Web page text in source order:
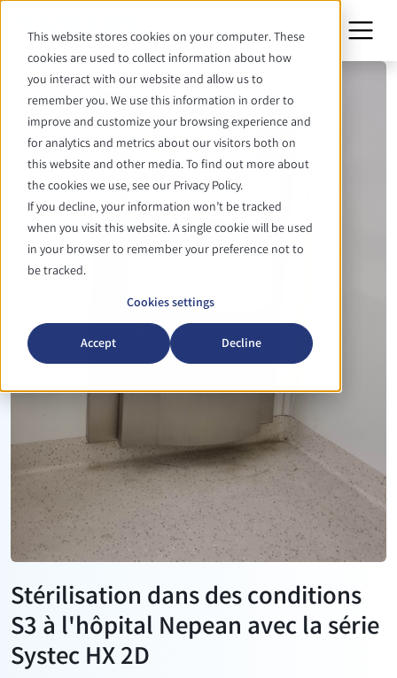
This website stores cookies on your computer. These
cookies are used to collect information about how
you interact with our website and allow us to
remember you. We use this information in order to
improve and customize your browsing experience and
for analytics and metrics about our visitors both on
this website and other media. To find out more about
the cookies we use, see our Privacy Policy.
If you decline, your information won’t be tracked
when you visit this website. A single cookie will be used
in your browser to remember your preference not to
be tracked.
Cookies settings
Accept Decline
Stérilisation dans des conditions
S3 à l'hôpital Nepean avec la série
Systec HX 2D